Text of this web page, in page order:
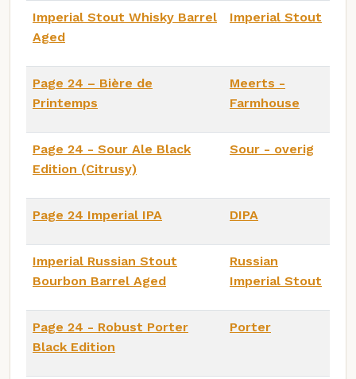
Imperial Stout Whisky Barrel
Aged
Imperial Stout
Page 24 – Bière de
Printemps
Meerts -
Farmhouse
Page 24 - Sour Ale Black
Edition (Citrusy)
Sour - overig
Page 24 Imperial IPA DIPA
Imperial Russian Stout
Bourbon Barrel Aged
Russian
Imperial Stout
Page 24 - Robust Porter
Black Edition
Porter